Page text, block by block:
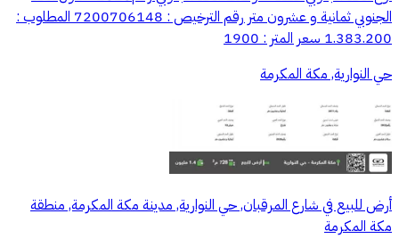
الجنوبي ثمانية و عشرون متر رقم الترخيص : 7200706148 المطلوب :
1.383.200 سعر المتر : 1900
حي النوارية, مكة المكرمة
أرض للبيع في شارع المرقبان, حي النوارية, مدينة مكة المكرمة, منطقة
مكة المكرمة